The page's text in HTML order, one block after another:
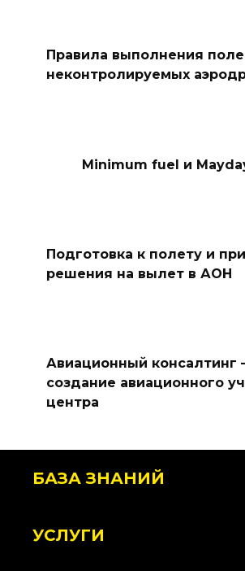
Правила выполнения
неконтролируемых
Minimum fuel и
Подготовка к полету и
решения на вылет в АОН
Авиационный консалтинг
создание авиационного
центра
БАЗА ЗНАНИЙ
УСЛУГИ